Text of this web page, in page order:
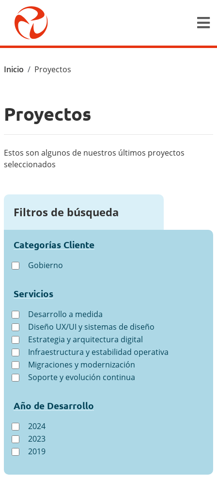
Pasar al contenido principal
Ruta de navegación
Inicio Proyectos
Proyectos
Estos son algunos de nuestros últimos proyectos
seleccionados
Filtros de búsqueda
Categorías Cliente
Gobierno
Servicios
Desarrollo a medida
Diseño UX/UI y sistemas de diseño
Estrategia y arquitectura digital
Infraestructura y estabilidad operativa
Migraciones y modernización
Soporte y evolución continua
Año de Desarrollo
2024
2023
2019